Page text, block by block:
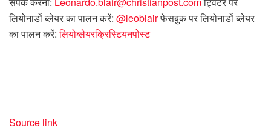
लियोनार्डो ब्लेयर का पालन करें: @leoblairफेसबुक पर लियोनार्डो ब्लेयर
का पालन करें:लियोब्लेयरक्रिस्टियनपोस्ट
Source link